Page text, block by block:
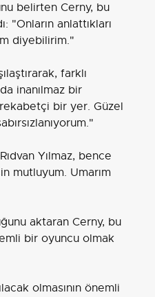
belirten Cerny, bu
"Onların anlattıkları
diyebilirim."
farklı
inanılmaz bir
bir yer. Güzel
Yılmaz, bence
mutluyum. Umarım
aktaran Cerny, bu
bir oyuncu olmak
olmasının önemli